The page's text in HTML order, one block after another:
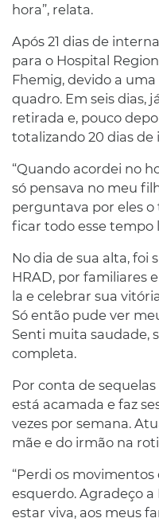
hora”, relata.
Após 21 dias de
para o Hospital
Fhemig, devido a
quadro. Em seis dias,
retirada e, pouco
totalizando 20 dias
“Quando acordei no
só pensava no meu
perguntava por eles
ficar todo esse tempo
No dia de sua alta, foi
HRAD, por familiares
la e celebrar sua
Só então pude ver
Senti muita saudade,
completa.
Por conta de
está acamada e faz
vezes por semana.
mãe e do irmão na
“Perdi os
esquerdo. Agradeço
estar viva, aos meus